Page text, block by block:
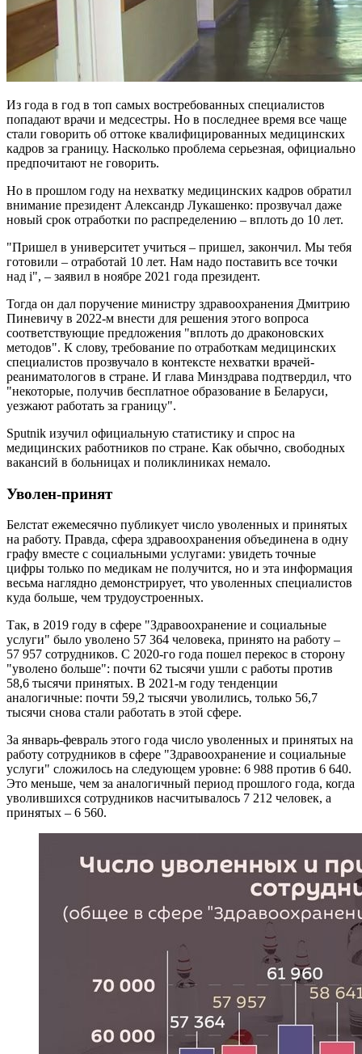
Из года в год в топ самых востребованных специалистов
попадают врачи и медсестры. Но в последнее время все чаще
стали говорить об оттоке квалифицированных медицинских
кадров за границу. Насколько проблема серьезная, официально
предпочитают не говорить.
Но в прошлом году на нехватку медицинских кадров обратил
внимание президент Александр Лукашенко: прозвучал даже
новый срок отработки по распределению – вплоть до 10 лет.
"Пришел в университет учиться – пришел, закончил. Мы тебя
готовили – отработай 10 лет. Нам надо поставить все точки
над i", – заявил в ноябре 2021 года президент.
Тогда он дал поручение министру здравоохранения Дмитрию
Пиневичу в 2022-м внести для решения этого вопроса
соответствующие предложения "вплоть до драконовских
методов". К слову, требование по отработкам медицинских
специалистов прозвучало в контексте нехватки врачей-
реаниматологов в стране. И глава Минздрава подтвердил, что
"некоторые, получив бесплатное образование в Беларуси,
уезжают работать за границу".
Sputnik изучил официальную статистику и спрос на
медицинских работников по стране. Как обычно, свободных
вакансий в больницах и поликлиниках немало.
Уволен-принят
Белстат ежемесячно публикует число уволенных и принятых
на работу. Правда, сфера здравоохранения объединена в одну
графу вместе с социальными услугами: увидеть точные
цифры только по медикам не получится, но и эта информация
весьма наглядно демонстрирует, что уволенных специалистов
куда больше, чем трудоустроенных.
Так, в 2019 году в сфере "Здравоохранение и социальные
услуги" было уволено 57 364 человека, принято на работу –
57 957 сотрудников. С 2020-го года пошел перекос в сторону
"уволено больше": почти 62 тысячи ушли с работы против
58,6 тысячи принятых. В 2021-м году тенденции
аналогичные: почти 59,2 тысячи уволились, только 56,7
тысячи снова стали работать в этой сфере.
За январь-февраль этого года число уволенных и принятых на
работу сотрудников в сфере "Здравоохранение и социальные
услуги" сложилось на следующем уровне: 6 988 против 6 640.
Это меньше, чем за аналогичный период прошлого года, когда
уволившихся сотрудников насчитывалось 7 212 человек, а
принятых – 6 560.